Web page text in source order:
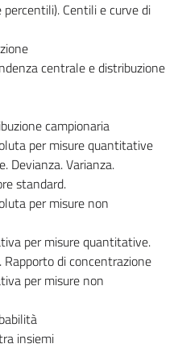
Centili e curve di
centrale e distribuzione
campionaria
per misure quantitative
Devianza. Varianza.
standard.
per misure non
per misure quantitative.
di concentrazione
per misure non
insiemi